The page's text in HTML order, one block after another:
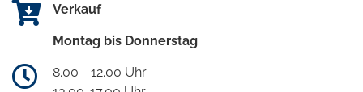
Verkauf
Montag bis Donnerstag
8.00 - 12.00 Uhr